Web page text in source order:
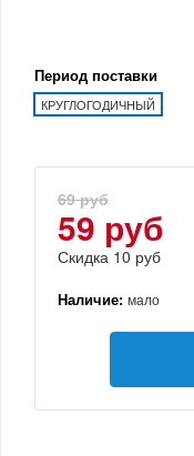
Период поставки
КРУГЛОГОДИЧНЫЙ
69 руб
59 руб
Скидка 10 руб
Наличие: мало